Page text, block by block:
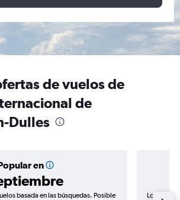
de vuelos de
de
Dulles
en
basada en las búsquedas. Posible
Los